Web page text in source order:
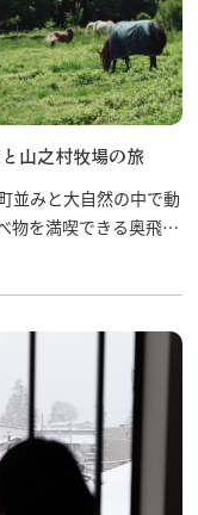
山之村牧場の旅
並みと大自然の中で動
物を満喫できる奥飛騨